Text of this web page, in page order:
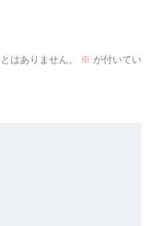
はありません。 ※ が付いてい